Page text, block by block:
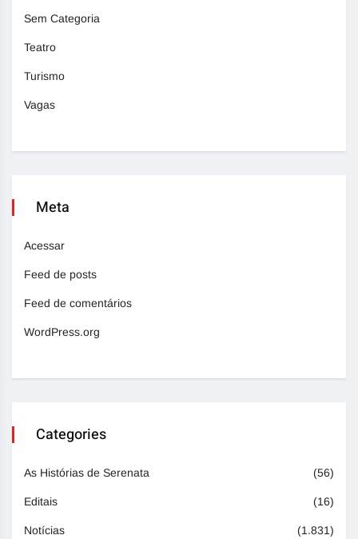
Sem Categoria
Teatro
Turismo
Vagas
Meta
Acessar
Feed de posts
Feed de comentários
WordPress.org
Categories
As Histórias de Serenata (56)
Editais (16)
Notícias (1.831)